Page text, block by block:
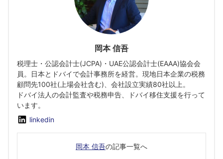
岡本 信吾
税理士・公認会計士(JCPA)・UAE公認会計士(EAAA)協会会
員。日本とドバイで会計事務所を経営。現地日本企業の税務
顧問先100社(上場会社含む)、会社設立実績80社以上。
ドバイ法人の会計監査や税務申告、ドバイ移住支援を行って
います。
linkedin
岡本 信吾の記事一覧へ